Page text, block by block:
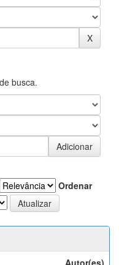
busca.
Ordenar
Autor(es)